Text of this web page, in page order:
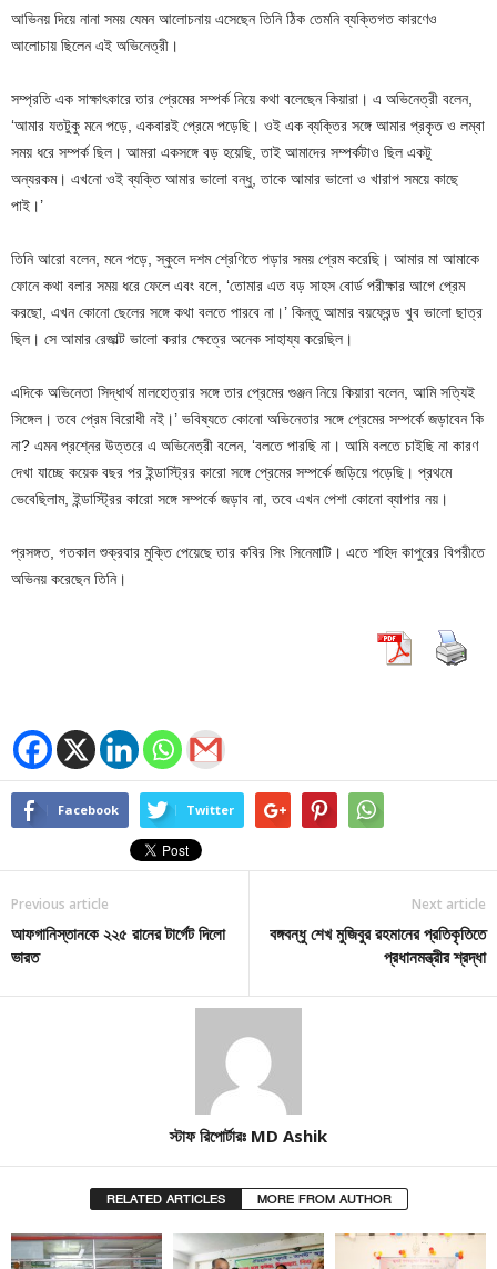
আভিনয় দিয়ে নানা সময় যেমন আলোচনায় এসেছেন তিনি ঠিক তেমনি ব্যক্তিগত কারণেও
আলোচায় ছিলেন এই অভিনেত্রী।
সম্প্রতি এক সাক্ষাৎকারে তার প্রেমের সম্পর্ক নিয়ে কথা বলেছেন কিয়ারা। এ অভিনেত্রী বলেন,
‘আমার যতটুকু মনে পড়ে, একবারই প্রেমে পড়েছি। ওই এক ব্যক্তির সঙ্গে আমার প্রকৃত ও লম্বা
সময় ধরে সম্পর্ক ছিল। আমরা একসঙ্গে বড় হয়েছি, তাই আমাদের সম্পর্কটাও ছিল একটু
অন্যরকম। এখনো ওই ব্যক্তি আমার ভালো বন্ধু, তাকে আমার ভালো ও খারাপ সময়ে কাছে
পাই।’
তিনি আরো বলেন, মনে পড়ে, স্কুলে দশম শ্রেণিতে পড়ার সময় প্রেম করেছি। আমার মা আমাকে
ফোনে কথা বলার সময় ধরে ফেলে এবং বলে, ‘তোমার এত বড় সাহস বোর্ড পরীক্ষার আগে প্রেম
করছো, এখন কোনো ছেলের সঙ্গে কথা বলতে পারবে না।’ কিন্তু আমার বয়ফ্রেন্ড খুব ভালো ছাত্র
ছিল। সে আমার রেজাল্ট ভালো করার ক্ষেত্রে অনেক সাহায্য করেছিল।
এদিকে অভিনেতা সিদ্ধার্থ মালহোত্রার সঙ্গে তার প্রেমের গুঞ্জন নিয়ে কিয়ারা বলেন, আমি সত্যিই
সিঙ্গেল। তবে প্রেম বিরোধী নই।’ ভবিষ্যতে কোনো অভিনেতার সঙ্গে প্রেমের সম্পর্কে জড়াবেন কি
না? এমন প্রশ্নের উত্তরে এ অভিনেত্রী বলেন, ‘বলতে পারছি না। আমি বলতে চাইছি না কারণ
দেখা যাচ্ছে কয়েক বছর পর ইন্ডাস্ট্রির কারো সঙ্গে প্রেমের সম্পর্কে জড়িয়ে পড়েছি। প্রথমে
ভেবেছিলাম, ইন্ডাস্ট্রির কারো সঙ্গে সম্পর্কে জড়াব না, তবে এখন পেশা কোনো ব্যাপার নয়।
প্রসঙ্গত, গতকাল শুক্রবার মুক্তি পেয়েছে তার কবির সিং সিনেমাটি। এতে শহিদ কাপুরের বিপরীতে
অভিনয় করেছেন তিনি।
Facebook Twitter
Previous article
আফগানিস্তানকে ২২৫ রানের টার্গেট দিলো
ভারত
Next article
বঙ্গবন্ধু শেখ মুজিবুর রহমানের প্রতিকৃতিতে
প্রধানমন্ত্রীর শ্রদ্ধা
স্টাফ রিপোর্টারঃ MD Ashik
RELATED ARTICLES MORE FROM AUTHOR